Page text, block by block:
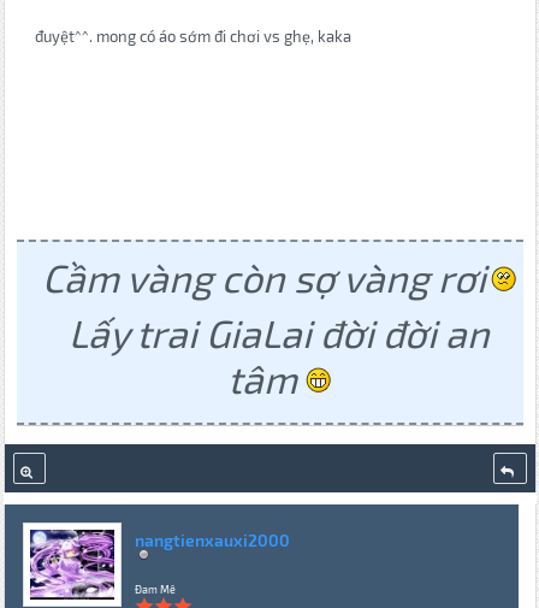
đuyệt^^. mong có áo sớm đi chơi vs ghẹ, kaka
Cầm vàng còn sợ vàng rơi
Lấy trai GiaLai đời đời an
tâm
nangtienxauxi2000
Đam Mê